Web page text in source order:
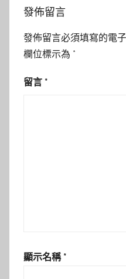
發佈留言
發佈留言必須填寫的電
欄位標示為 *
留言 *
顯示名稱 *